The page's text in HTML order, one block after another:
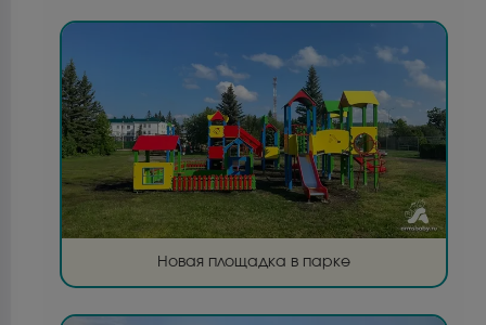
Новая площадка в парке